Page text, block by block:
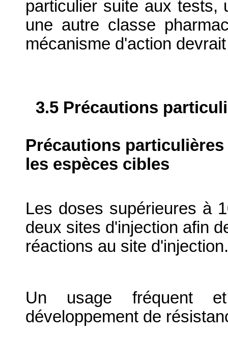
particulier suite aux tests,
une autre classe
mécanisme d'action
3.5 Précautions
Précautions
les espèces cibles
Les doses supérieures à
deux sites d'injection afin
réactions au site d'injection.
Un usage fréquent
développement de